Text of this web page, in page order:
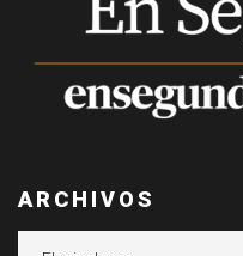
ARCHIVOS